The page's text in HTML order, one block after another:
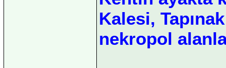
Kalesi,
nekropol